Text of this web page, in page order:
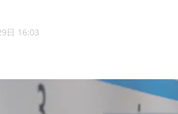
日 16:03